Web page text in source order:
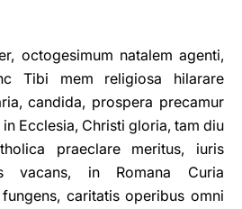
octogesimum natalem agenti,
Tibi mem religiosa hilarare
candida, prospera precamur
Ecclesia, Christi gloria, tam diu
praeclare meritus, iuris
vacans, in Romana Curia
caritatis operibus omni